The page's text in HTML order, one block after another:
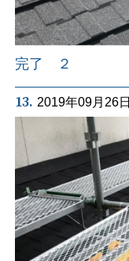
完了 ２
13. 2019年09月26日